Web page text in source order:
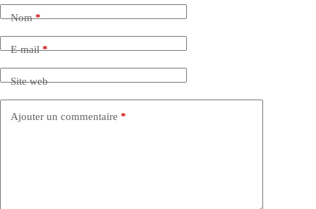
Nom*
E-mail*
Site web
Ajouter un commentaire *